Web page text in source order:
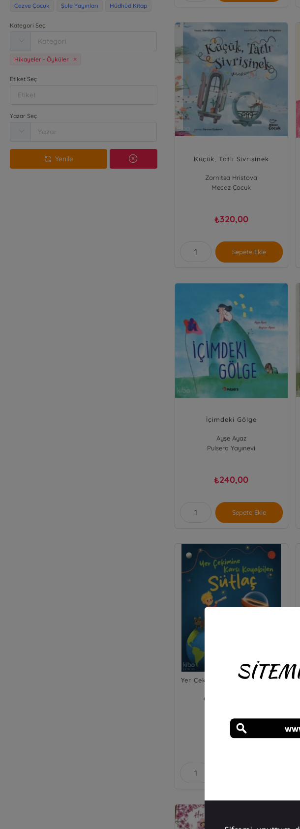
Cezve Çocuk Şule Yayınları Hüdhüd Kitap
Kategori Seç
Hikayeler - Öyküler
Etiket Seç
Yazar Seç
Yenile Küçük, Tatlı Sivrisinek
Zornitsa Hristova
Mecaz Çocuk
₺320,00
Sepete Ekle
İçimdeki Gölge
Ayşe Ayaz
Pulsera Yayınevi
₺240,00
Sepete Ekle
Yer Çekimine Karşı Koyabilen
Gözde Kurt Akarsu
260,00